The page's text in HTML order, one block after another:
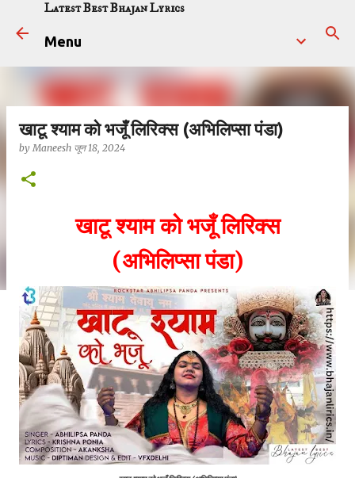
सीधे मुख्य सामग्री पर जाएं
Latest Best Bhajan Lyrics
Menu
खाटू श्याम को भजूँ लिरिक्स (अभिलिप्सा पंडा)
byManeesh जून 18, 2024
खाटू श्याम को भजूँ लिरिक्स
(अभिलिप्सा पंडा)